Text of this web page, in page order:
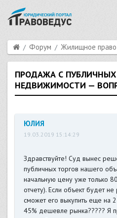
Форум Жилищное право
ПРОДАЖА С ПУБЛИЧНЫХ
НЕДВИЖИМОСТИ —
ЮЛИЯ
19.03.2019 15:14:29
Здравствуйте! Суд вынес
публичных торгов нашего
начальную цену уже только
отчету). Если объект будет
сможет его выкупить еще
45% дешевле рынка????? Я